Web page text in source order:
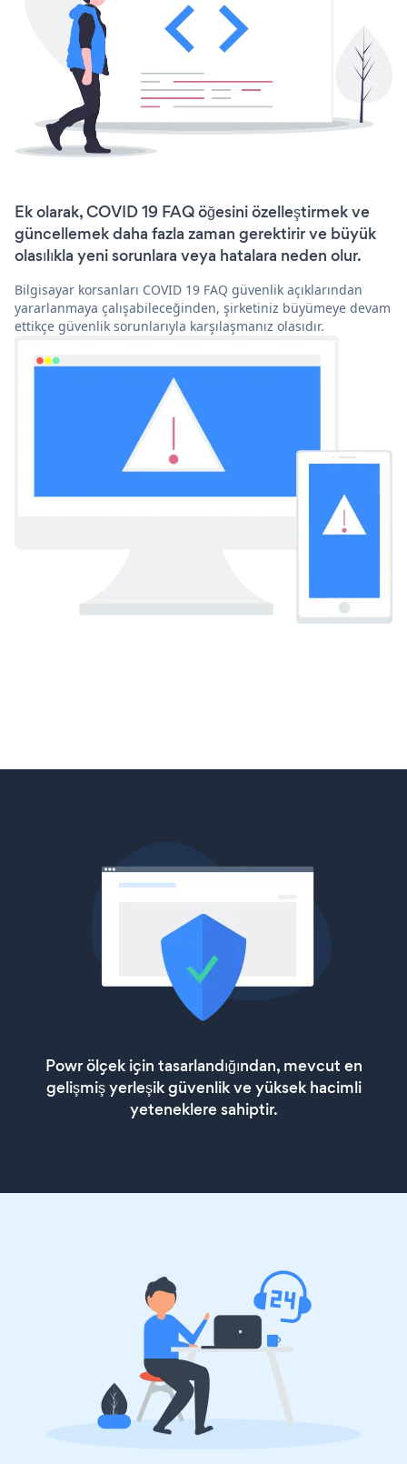
Ek olarak, COVID 19 FAQ öğesini özelleştirmek ve
güncellemek daha fazla zaman gerektirir ve büyük
olasılıkla yeni sorunlara veya hatalara neden olur.
Bilgisayar korsanları COVID 19 FAQ güvenlik açıklarından
yararlanmaya çalışabileceğinden, şirketiniz büyümeye devam
ettikçe güvenlik sorunlarıyla karşılaşmanız olasıdır.
Powr ölçek için tasarlandığından, mevcut en
gelişmiş yerleşik güvenlik ve yüksek hacimli
yeteneklere sahiptir.